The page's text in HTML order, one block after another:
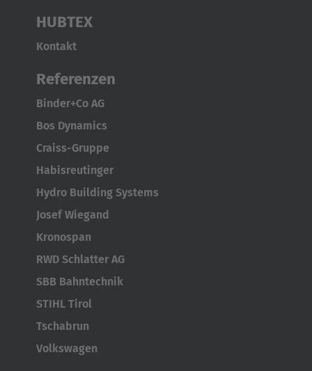
HUBTEX
Kontakt
Referenzen
Binder+Co AG
Bos Dynamics
Craiss-Gruppe
Habisreutinger
Hydro Building Systems
Josef Wiegand
Kronospan
RWD Schlatter AG
SBB Bahntechnik
STIHL Tirol
Tschabrun
Volkswagen